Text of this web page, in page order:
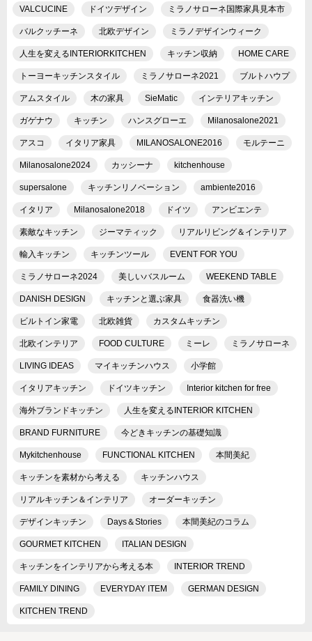
VALCUCINE ドイツデザイン ミラノサローネ国際家具見本市
バルクッチーネ 北欧デザイン ミラノデザインウィーク
人生を変えるINTERIORKITCHEN キッチン収納 HOME CARE
トーヨーキッチンスタイル ミラノサローネ2021 ブルトハウプ
アムスタイル 木の家具 SieMatic インテリアキッチン
ガゲナウ キッチン ハンスグローエ Milanosalone2021
アスコ イタリア家具 MILANOSALONE2016 モルテーニ
Milanosalone2024 カッシーナ kitchenhouse
supersalone キッチンリノベーション ambiente2016
イタリア Milanosalone2018 ドイツ アンビエンテ
素敵なキッチン ジーマティック リアルリビング＆インテリア
輸入キッチン キッチンツール EVENT FOR YOU
ミラノサローネ2024 美しいバスルーム WEEKEND TABLE
DANISH DESIGN キッチンと選ぶ家具 食器洗い機
ビルトイン家電 北欧雑貨 カスタムキッチン
北欧インテリア FOOD CULTURE ミーレ ミラノサローネ
LIVING IDEAS マイキッチンハウス 小学館
イタリアキッチン ドイツキッチン Interior kitchen for free
海外ブランドキッチン 人生を変えるINTERIOR KITCHEN
BRAND FURNITURE 今どきキッチンの基礎知識
Mykitchenhouse FUNCTIONAL KITCHEN 本間美紀
キッチンを素材から考える キッチンハウス
リアルキッチン＆インテリア オーダーキッチン
デザインキッチン Days＆Stories 本間美紀のコラム
GOURMET KITCHEN ITALIAN DESIGN
キッチンをインテリアから考える本 INTERIOR TREND
FAMILY DINING EVERYDAY ITEM GERMAN DESIGN
KITCHEN TREND